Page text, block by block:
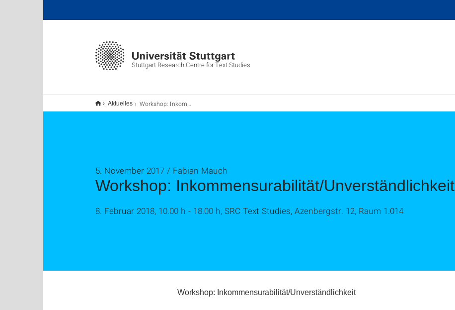
Stuttgart Research Centre for Text Studies
Aktuelles Workshop: Inkommensurabilität/Unverständlichkeit
Workshop: Inkommensurabilität/Unverständlichkeit
5. November 2017 / Fabian Mauch
8. Februar 2018, 10.00 h - 18.00 h, SRC Text Studies, Azenbergstr. 12, Raum 1.014
Workshop: Inkommensurabilität/Unverständlichkeit